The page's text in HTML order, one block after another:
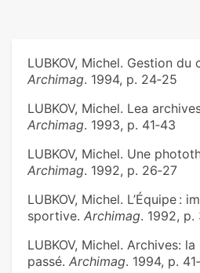
LUBKOV, Michel. Gestion du
Archimag. 1994, p. 24‑25
LUBKOV, Michel. Lea
Archimag. 1993, p. 41‑43
LUBKOV, Michel. Une
Archimag. 1992, p. 26‑27
LUBKOV, Michel. L’Équipe :
sportive. Archimag. 1992, p.
LUBKOV, Michel. Archives:
passé. Archimag. 1994, p.